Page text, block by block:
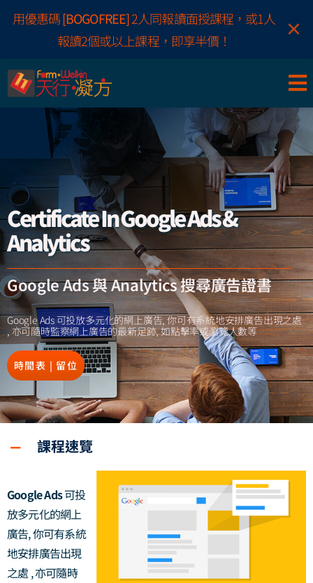
Skip用優惠碼[BOGOFREE]2人同報讀面授課程，或1人
報讀2個或以上課程，即享半價！
×
Certificate In Google Ads &
Analytics
Google Ads 與 Analytics 搜尋廣告證書
Google Ads 可投放多元化的網上廣告, 你可有系統地安排廣告出現之處
, 亦可隨時監察網上廣告的最新足跡, 如點擊率或瀏覽人數等
時間表 | 留位
課程速覽
Google Ads可投
放多元化的網上
廣告, 你可有系統
地安排廣告出現
之處 , 亦可隨時